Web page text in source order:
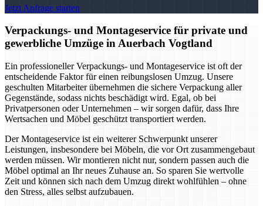
Jetzt Anfrage starten
Verpackungs- und Montageservice für private und
gewerbliche Umzüge in Auerbach Vogtland
Ein professioneller Verpackungs- und Montageservice ist oft der
entscheidende Faktor für einen reibungslosen Umzug. Unsere
geschulten Mitarbeiter übernehmen die sichere Verpackung aller
Gegenstände, sodass nichts beschädigt wird. Egal, ob bei
Privatpersonen oder Unternehmen – wir sorgen dafür, dass Ihre
Wertsachen und Möbel geschützt transportiert werden.
Der Montageservice ist ein weiterer Schwerpunkt unserer
Leistungen, insbesondere bei Möbeln, die vor Ort zusammengebaut
werden müssen. Wir montieren nicht nur, sondern passen auch die
Möbel optimal an Ihr neues Zuhause an. So sparen Sie wertvolle
Zeit und können sich nach dem Umzug direkt wohlfühlen – ohne
den Stress, alles selbst aufzubauen.